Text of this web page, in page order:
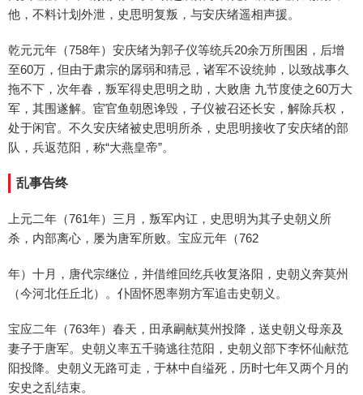
他，不料计划外泄，史思明复叛，与安庆绪遥相声援。
乾元元年（758年）安庆绪为郭子仪等统兵20余万所围困，后增
至60万，但由于肃宗的孱弱和猜忌，诸军不设统帅，以致战事久
拖不下，次年春，叛军得史思明之助，大败唐 九节度使之60万大
军，其围遂解。宦官鱼朝恩谗毁，子仪被召还长安，解除兵权，
处于闲官。不久安庆绪被史思明所杀，史思明接收了安庆绪的部
队，兵返范阳，称“大燕皇帝”。
乱事告终
上元二年（761年）三月，叛军内讧，史思明为其子史朝义所
杀，内部离心，屡为唐军所败。宝应元年（762
年）十月，唐代宗继位，并借维回纥兵收复洛阳，史朝义奔莫州
（今河北任丘北）。仆固怀恩率朔方军追击史朝义。
宝应二年（763年）春天，田承嗣献莫州投降，送史朝义母亲及
妻子于唐军。史朝义率五千骑逃往范阳，史朝义部下李怀仙献范
阳投降。史朝义无路可走，于林中自缢死，历时七年又两个月的
安史之乱结束。